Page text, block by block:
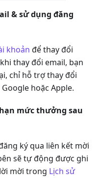
& sử dụng đăng
khoản để thay đổi
thay đổi email, bạn
chỉ hỗ trợ thay đổi
hoặc Apple.
mức thưởng sau
ký qua liên kết mời
sẽ tự động được ghi
mời trong Lịch sử